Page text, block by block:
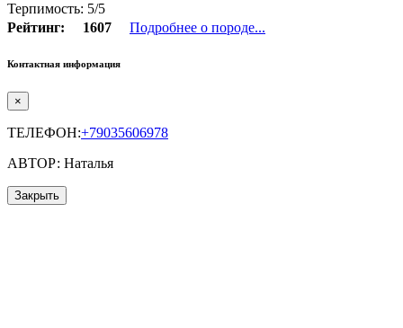
Терпимость: 5/5
Рейтинг:
1607 Подробнее о породе...
Контактная информация
×
ТЕЛЕФОН:+79035606978
АВТОР: Наталья
Закрыть